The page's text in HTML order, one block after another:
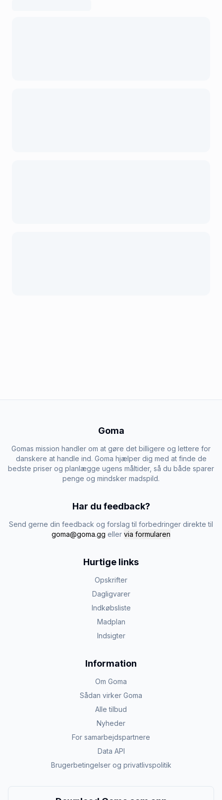
Goma
Gomas mission handler om at gøre det billigere og lettere for
danskere at handle ind. Goma hjælper dig med at finde de
bedste priser og planlægge ugens måltider, så du både sparer
penge og mindsker madspild.
Har du feedback?
Send gerne din feedback og forslag til forbedringer direkte til
goma@goma.gg eller via formularen
Hurtige links
Opskrifter
Dagligvarer
Indkøbsliste
Madplan
Indsigter
Information
Om Goma
Sådan virker Goma
Alle tilbud
Nyheder
For samarbejdspartnere
Data API
Brugerbetingelser og privatlivspolitik